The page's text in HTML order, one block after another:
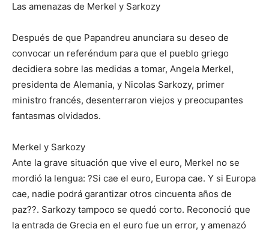
Las amenazas de Merkel y Sarkozy
Después de que Papandreu anunciara su deseo de
convocar un referéndum para que el pueblo griego
decidiera sobre las medidas a tomar, Angela Merkel,
presidenta de Alemania, y Nicolas Sarkozy, primer
ministro francés, desenterraron viejos y preocupantes
fantasmas olvidados.
Merkel y Sarkozy
Ante la grave situación que vive el euro, Merkel no se
mordió la lengua: ?Si cae el euro, Europa cae. Y si Europa
cae, nadie podrá garantizar otros cincuenta años de
paz??. Sarkozy tampoco se quedó corto. Reconoció que
la entrada de Grecia en el euro fue un error, y amenazó